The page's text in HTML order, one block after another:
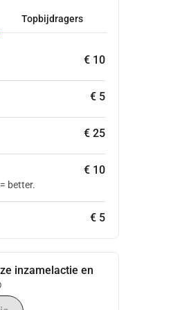
Topbijdragers
€ 10
€ 5
€ 25
€ 10
better.
€ 5
inzamelactie en